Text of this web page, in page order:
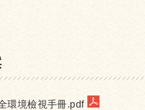
環境檢視手冊.pdf